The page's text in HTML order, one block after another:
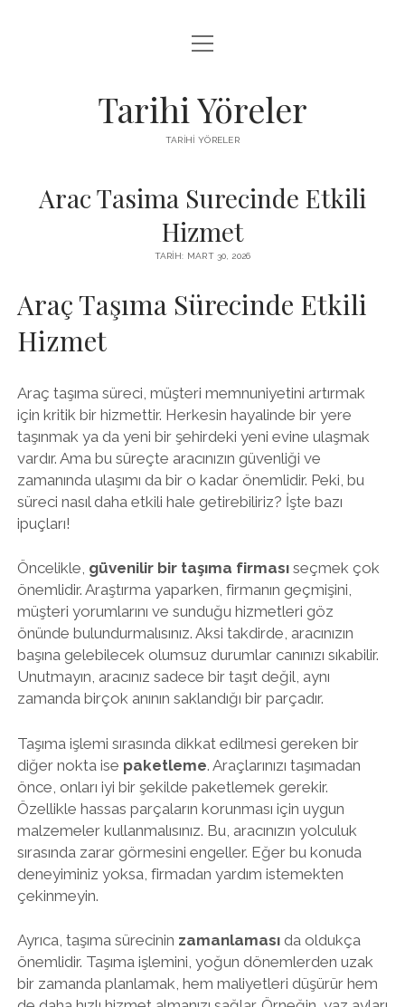
LISTE
ÜCRETSIZ ŞIFRESIZ INSTAGRAM BEĞENI HILESI
menüyü
aç
Tarihi Yöreler
TARIHI YÖRELER
Arac Tasima Surecinde Etkili
Hizmet
TARIH: MART 30, 2026
Araç Taşıma Sürecinde Etkili
Hizmet
Araç taşıma süreci, müşteri memnuniyetini artırmak
için kritik bir hizmettir. Herkesin hayalinde bir yere
taşınmak ya da yeni bir şehirdeki yeni evine ulaşmak
vardır. Ama bu süreçte aracınızın güvenliği ve
zamanında ulaşımı da bir o kadar önemlidir. Peki, bu
süreci nasıl daha etkili hale getirebiliriz? İşte bazı
ipuçları!
Öncelikle, güvenilir bir taşıma firmasıseçmek çok
önemlidir. Araştırma yaparken, firmanın geçmişini,
müşteri yorumlarını ve sunduğu hizmetleri göz
önünde bulundurmalısınız. Aksi takdirde, aracınızın
başına gelebilecek olumsuz durumlar canınızı sıkabilir.
Unutmayın, aracınız sadece bir taşıt değil, aynı
zamanda birçok anının saklandığı bir parçadır.
Taşıma işlemi sırasında dikkat edilmesi gereken bir
diğer nokta ise paketleme. Araçlarınızı taşımadan
önce, onları iyi bir şekilde paketlemek gerekir.
Özellikle hassas parçaların korunması için uygun
malzemeler kullanmalısınız. Bu, aracınızın yolculuk
sırasında zarar görmesini engeller. Eğer bu konuda
deneyiminiz yoksa, firmadan yardım istemekten
çekinmeyin.
Ayrıca, taşıma sürecinin zamanlamasıda oldukça
önemlidir. Taşıma işlemini, yoğun dönemlerden uzak
bir zamanda planlamak, hem maliyetleri düşürür hem